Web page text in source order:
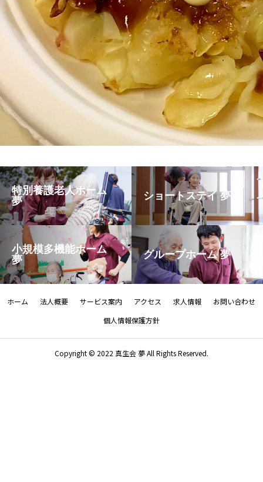
特別養護老人ホーム
夢
ショートステイ 夢
小規模多機能ホーム
夢
グループホーム 夢
ホーム 法人概要 サービス案内 アクセス 求人情報
お問い合わせ
個人情報保護方針
Copyright © 2022 真生会 夢 All Rights Reserved.